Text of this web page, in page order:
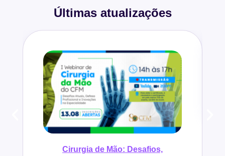
Últimas atualizações
Cirurgia de Mão: Desafios,